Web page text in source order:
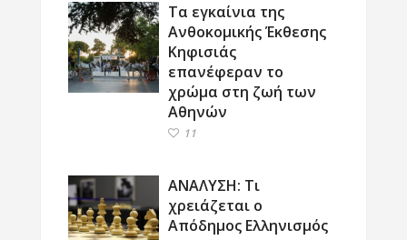
Τα εγκαίνια της
Ανθοκομικής Έκθεσης
Κηφισιάς
επανέφεραν το
χρώμα στη ζωή των
Αθηνών
11
ΑΝΑΛΥΣΗ: Τι
χρειάζεται ο
Απόδημος Ελληνισμός